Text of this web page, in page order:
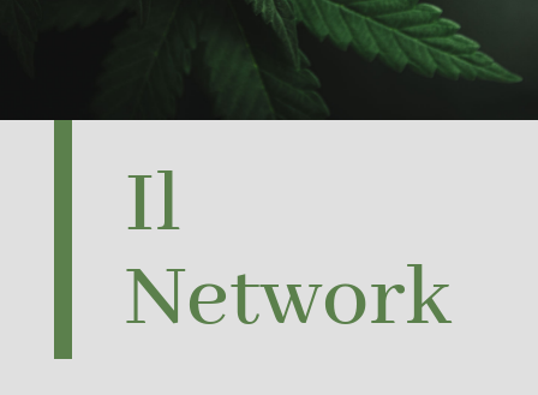
Il
Network